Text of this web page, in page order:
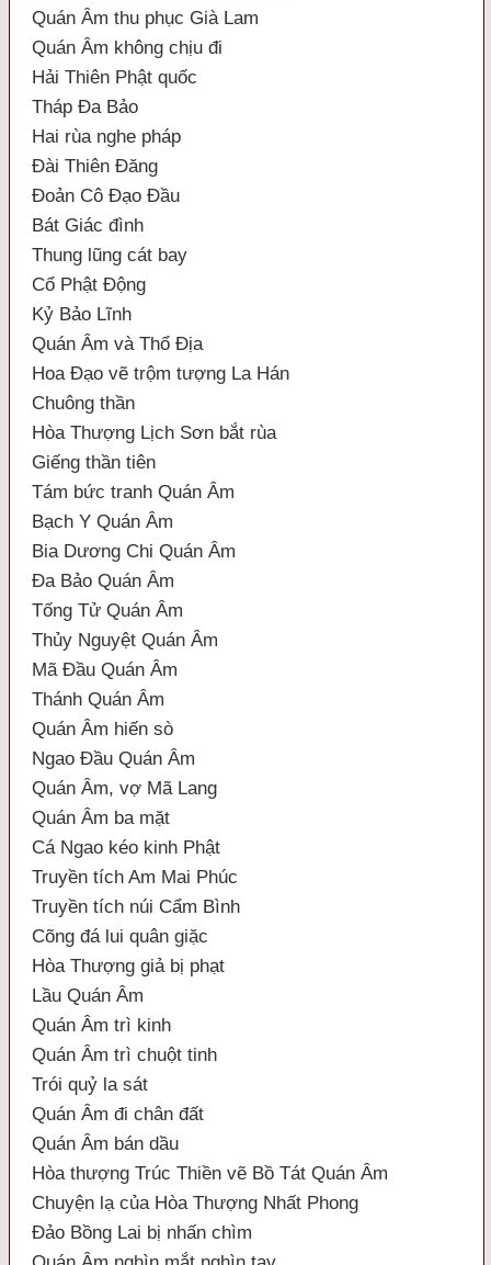
Quán Âm thu phục Già Lam
Quán Âm không chịu đi
Hải Thiên Phật quốc
Tháp Đa Bảo
Hai rùa nghe pháp
Đài Thiên Đăng
Đoản Cô Đạo Đầu
Bát Giác đình
Thung lũng cát bay
Cổ Phật Động
Kỷ Bảo Lĩnh
Quán Âm và Thổ Địa
Hoa Đạo vẽ trộm tượng La Hán
Chuông thần
Hòa Thượng Lịch Sơn bắt rùa
Giếng thần tiên
Tám bức tranh Quán Âm
Bạch Y Quán Âm
Bia Dương Chi Quán Âm
Đa Bảo Quán Âm
Tống Tử Quán Âm
Thủy Nguyệt Quán Âm
Mã Đầu Quán Âm
Thánh Quán Âm
Quán Âm hiến sò
Ngao Đầu Quán Âm
Quán Âm, vợ Mã Lang
Quán Âm ba mặt
Cá Ngao kéo kinh Phật
Truyền tích Am Mai Phúc
Truyền tích núi Cẩm Bình
Cõng đá lui quân giặc
Hòa Thượng giả bị phạt
Lầu Quán Âm
Quán Âm trì kinh
Quán Âm trì chuột tinh
Trói quỷ la sát
Quán Âm đi chân đất
Quán Âm bán dầu
Hòa thượng Trúc Thiền vẽ Bồ Tát Quán Âm
Chuyện lạ của Hòa Thượng Nhất Phong
Đảo Bồng Lai bị nhấn chìm